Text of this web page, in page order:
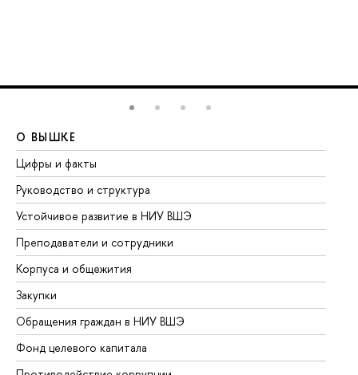
О ВЫШКЕ
Цифры и факты
Руководство и структура
Устойчивое развитие в НИУ ВШЭ
Преподаватели и сотрудники
Корпуса и общежития
Закупки
Обращения граждан в НИУ ВШЭ
Фонд целевого капитала